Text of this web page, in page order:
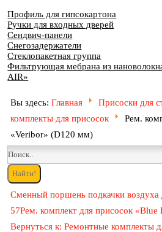
Профиль для гипсокартона
Ручки для входных дверей
Сендвич-панели
Снегозадержатели
Стеклопакетная группа
Фильтрующая мебрана из
AIR»
Вы здесь:Главная Присоски для
комплекты для присосок
Рем.
«Veribor» (D120 мм)
Сменный поршень подкачки воздуха
57Рем. комплект для присосок
Вернуться к: Ремонтные комплекты